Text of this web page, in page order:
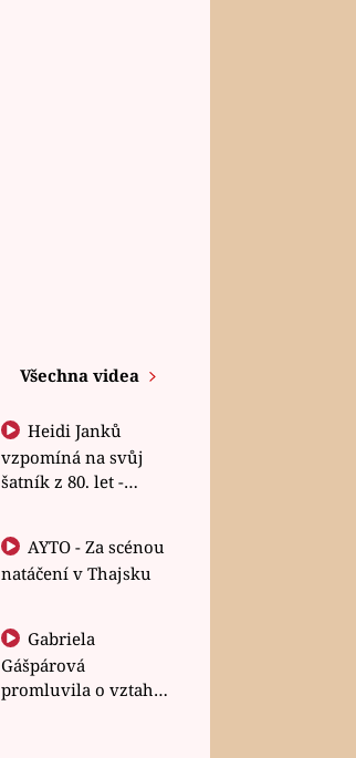
Všechna videa
Heidi Janků
vzpomíná na svůj
šatník z 80. let -
natáčení v Thajsku
Gabriela
Gášpárová
promluvila o vztahu